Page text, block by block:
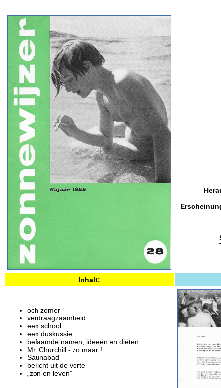
Inhalt:
och zomer
verdraagzaamheid
een school
een duskussie
befaamde namen, ideeën en diëten
Mr. Churchill - zo maar !
Saunabad
bericht uit de verte
„zon en leven”